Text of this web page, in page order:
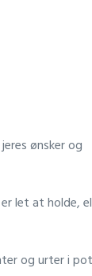
ønsker og
let at holde,
og urter i